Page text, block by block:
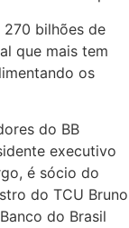
270 bilhões de
que mais tem
os
do BB
executivo
é sócio do
do TCU Bruno
do Brasil